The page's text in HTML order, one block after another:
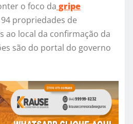
o foco da gripe
propriedades de
ao local da confirmação da
são do portal do governo